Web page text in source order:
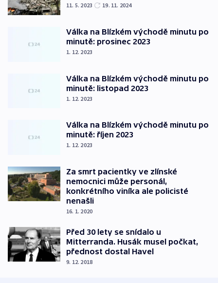
11. 5. 2023 19. 11. 2024
Válka na Blízkém východě minutu po
minutě: prosinec 2023
1. 12. 2023
Válka na Blízkém východě minutu po
minutě: listopad 2023
1. 12. 2023
Válka na Blízkém východě minutu po
minutě: říjen 2023
1. 12. 2023
Za smrt pacientky ve zlínské
nemocnici může personál,
konkrétního viníka ale policisté
nenašli
16. 1. 2020
Před 30 lety se snídalo u
Mitterranda. Husák musel počkat,
přednost dostal Havel
9. 12. 2018